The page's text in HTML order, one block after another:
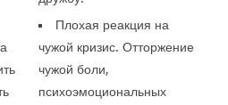
Плохая реакция на
чужой кризис. Отторжение
чужой боли,
психоэмоциональных